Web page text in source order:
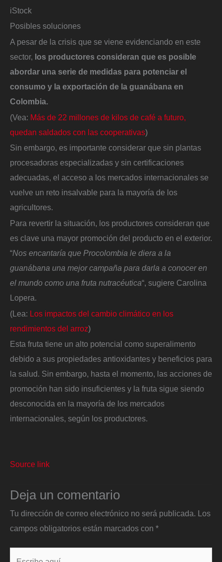
iStock
Posibles soluciones
A pesar de la crisis que se viene evidenciando en este
sector, los productores consideran que es posible
abordar una serie de medidas para potenciar el
consumo y la exportación de la guanábana en
Colombia.
(Vea: Más de 22 millones de kilos de café a futuro,
quedan saldados con las cooperativas)
Sin embargo, es importante considerar que sin plantas
procesadoras especializadas y sin certificaciones
adecuadas, el acceso a los mercados internacionales se
vuelve un reto insalvable para la mayoría de los
agricultores.
Para revertir la situación, los productores consideran que
es clave una mayor promoción del producto en el exterior.
“Nos encantaría que Procolombia le diera a la
guanábana una mejor campaña para darla a conocer en
el mundo como una fruta nutracéutica“, sugiere Carolina
Lopera.
(Lea: Los impactos del cambio climático en los
rendimientos del arroz)
Esta fruta tiene un alto potencial como superalimento
debido a sus propiedades antioxidantes y beneficios para
la salud. Sin embargo, hasta el momento, las acciones de
promoción han sido insuficientes y la fruta sigue siendo
desconocida en la mayoría de los mercados
internacionales, según los productores.
Source link
Deja un comentario
Tu dirección de correo electrónico no será publicada. Los
campos obligatorios están marcados con *